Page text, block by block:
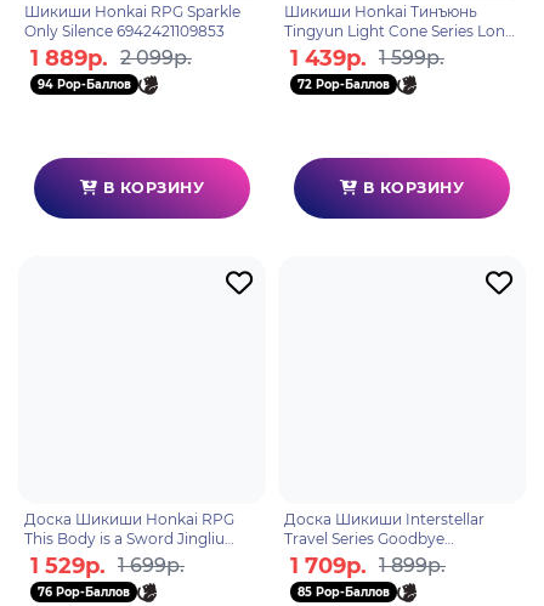
Шикиши Honkai RPG Sparkle
Only Silence 6942421109853
1 889р. 2 099р.
94 Pop-Баллов
В КОРЗИНУ
Шикиши Honkai Тинъюнь
Tingyun Light Cone Series Long
Road Leads Home 58950
1 439р. 1 599р.
72 Pop-Баллов
В КОРЗИНУ
Доска Шикиши Honkai RPG
This Body is a Sword Jingliu
6976525001324
1 529р. 1 699р.
76 Pop-Баллов
Доска Шикиши Interstellar
Travel Series Goodbye
Pinocchio 6942421143314
1 709р. 1 899р.
85 Pop-Баллов